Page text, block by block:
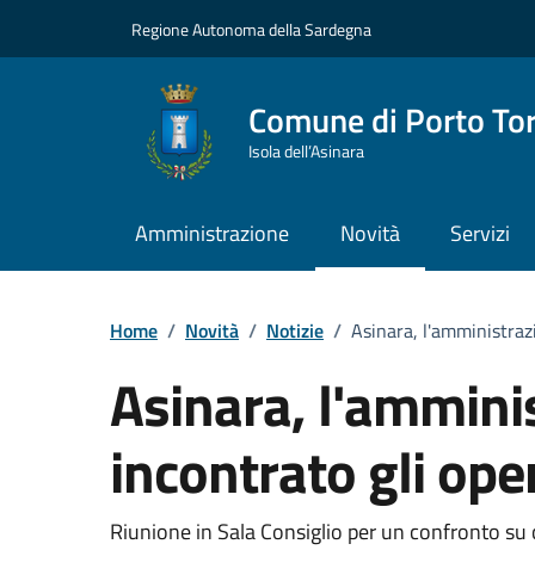
Regione Autonoma della Sardegna
Comune di Porto
Isola dell’Asinara
Amministrazione Novità Servizi
Home / Novità / Notizie / Asinara,
Asinara,
incontrato gli
Dettagli della notizia
Riunione in Sala Consiglio per un confronto